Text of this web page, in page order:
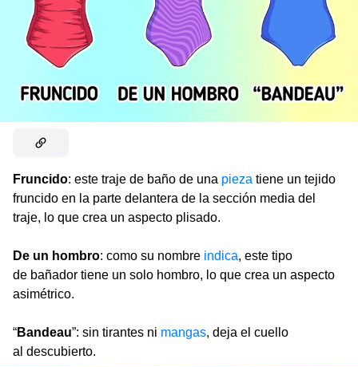
Fruncido: este traje de baño de una pieza tiene un tejido
fruncido en la parte delantera de la sección media del
traje, lo que crea un aspecto plisado.
De un hombro: como su nombre indica, este tipo
de bañador tiene un solo hombro, lo que crea un aspecto
asimétrico.
“Bandeau”: sin tirantes ni mangas, deja el cuello
al descubierto.